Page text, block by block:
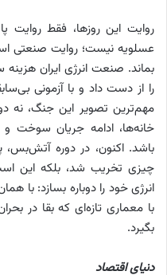
روایت این روزها، فقط روایت
عسلویه نیست؛ روایت صنعتی
بماند. صنعت انرژی ایران
را از دست داد و با آزمونی
مهم‌ترین تصویر این جنگ، نه
خانه‌ها، ادامه جریان سوخت
باشد. اکنون، در دوره
چیزی تخریب شد، بلکه این
انرژی خود را دوباره بسازد: با
با معماری تازه‌ای که بقا در
بگیرد.
دنیای اقتصاد